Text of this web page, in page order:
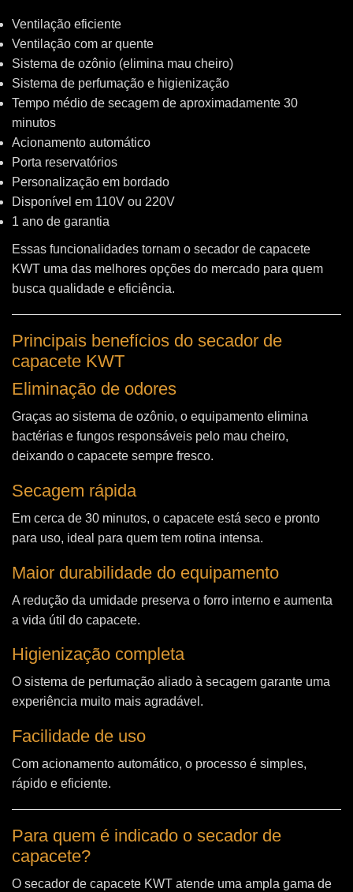
Ventilação eficiente
Ventilação com ar quente
Sistema de ozônio (elimina mau cheiro)
Sistema de perfumação e higienização
Tempo médio de secagem de aproximadamente 30
minutos
Acionamento automático
Porta reservatórios
Personalização em bordado
Disponível em 110V ou 220V
1 ano de garantia
Essas funcionalidades tornam o secador de capacete
KWT uma das melhores opções do mercado para quem
busca qualidade e eficiência.
Principais benefícios do secador de
capacete KWT
Eliminação de odores
Graças ao sistema de ozônio, o equipamento elimina
bactérias e fungos responsáveis pelo mau cheiro,
deixando o capacete sempre fresco.
Secagem rápida
Em cerca de 30 minutos, o capacete está seco e pronto
para uso, ideal para quem tem rotina intensa.
Maior durabilidade do equipamento
A redução da umidade preserva o forro interno e aumenta
a vida útil do capacete.
Higienização completa
O sistema de perfumação aliado à secagem garante uma
experiência muito mais agradável.
Facilidade de uso
Com acionamento automático, o processo é simples,
rápido e eficiente.
Para quem é indicado o secador de
capacete?
O secador de capacete KWT atende uma ampla gama de